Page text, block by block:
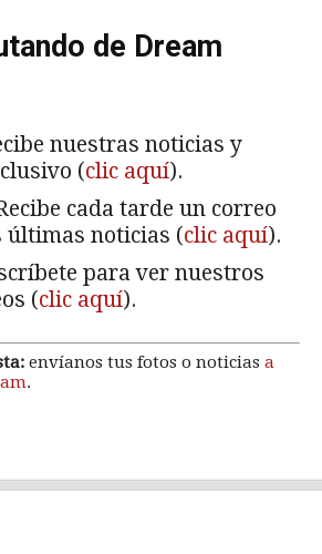
de Dream
nuestras noticias y
(clic aquí).
cada tarde un correo
últimas noticias (clic aquí).
para ver nuestros
(clic aquí).
envíanos tus fotos o noticias a
.